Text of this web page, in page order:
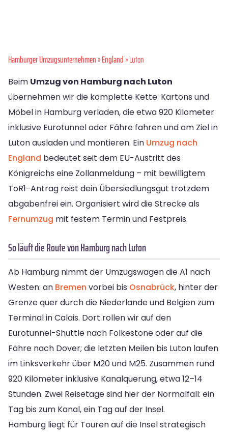
Hamburger Umzugsunternehmen»England» Luton
Beim Umzug von Hamburg nach Luton
übernehmen wir die komplette Kette: Kartons und
Möbel in Hamburg verladen, die etwa 920 Kilometer
inklusive Eurotunnel oder Fähre fahren und am Ziel in
Luton ausladen und montieren. Ein Umzug nach
England bedeutet seit dem EU-Austritt des
Königreichs eine Zollanmeldung – mit bewilligtem
ToR1-Antrag reist dein Übersiedlungsgut trotzdem
abgabenfrei ein. Organisiert wird die Strecke als
Fernumzug mit festem Termin und Festpreis.
So läuft die Route von Hamburg nach Luton
Ab Hamburg nimmt der Umzugswagen die A1 nach
Westen: an Bremen vorbei bis Osnabrück, hinter der
Grenze quer durch die Niederlande und Belgien zum
Terminal in Calais. Dort rollen wir auf den
Eurotunnel-Shuttle nach Folkestone oder auf die
Fähre nach Dover; die letzten Meilen bis Luton laufen
im Linksverkehr über M20 und M25. Zusammen rund
920 Kilometer inklusive Kanalquerung, etwa 12–14
Stunden. Zwei Reisetage sind hier der Normalfall: ein
Tag bis zum Kanal, ein Tag auf der Insel.
Hamburg liegt für Touren auf die Insel strategisch